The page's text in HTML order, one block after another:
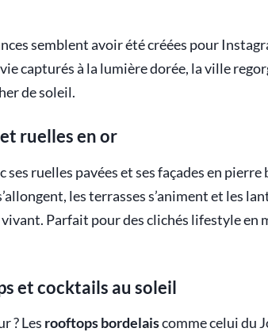
semblent avoir été créées pour
capturés à la lumière dorée, la ville
de soleil.
ruelles en or
ses ruelles pavées et ses façades en
les terrasses s’animent et les
Parfait pour des clichés lifestyle en
et cocktails au soleil
? Les rooftops bordelaiscomme celui du